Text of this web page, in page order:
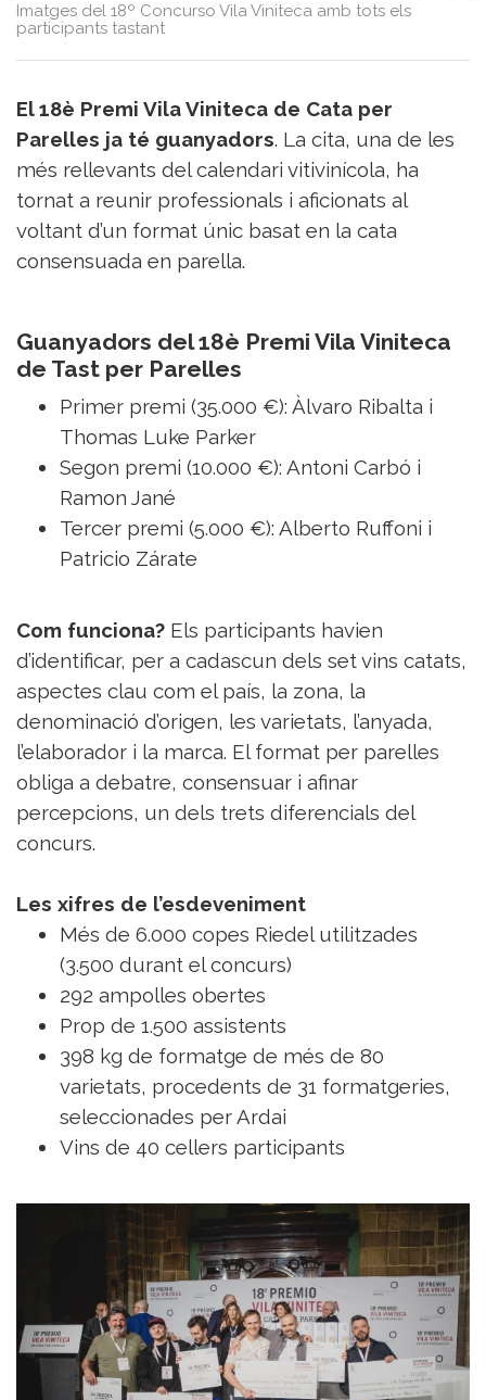
cuina
Vídeos
Gastronomia
Espai
Nutrició
Sorteigs
Imatges del 18º Concurso Vila Viniteca amb tots els
participants tastant
El 18è Premi Vila Viniteca de Cata per
Parelles ja té guanyadors. La cita, una de les
més rellevants del calendari vitivinícola, ha
tornat a reunir professionals i aficionats al
voltant d’un format únic basat en la cata
consensuada en parella.
Guanyadors del 18è Premi Vila Viniteca
de Tast per Parelles
Primer premi (35.000 €): Àlvaro Ribalta i
Thomas Luke Parker
Segon premi (10.000 €): Antoni Carbó i
Ramon Jané
Tercer premi (5.000 €): Alberto Ruffoni i
Patricio Zárate
Com funciona? Els participants havien
d’identificar, per a cadascun dels set vins catats,
aspectes clau com el país, la zona, la
denominació d’origen, les varietats, l’anyada,
l’elaborador i la marca. El format per parelles
obliga a debatre, consensuar i afinar
percepcions, un dels trets diferencials del
concurs.
Les xifres de l’esdeveniment
Més de 6.000 copes Riedel utilitzades
(3.500 durant el concurs)
292 ampolles obertes
Prop de 1.500 assistents
398 kg de formatge de més de 80
varietats, procedents de 31 formatgeries,
seleccionades per Ardai
Vins de 40 cellers participants